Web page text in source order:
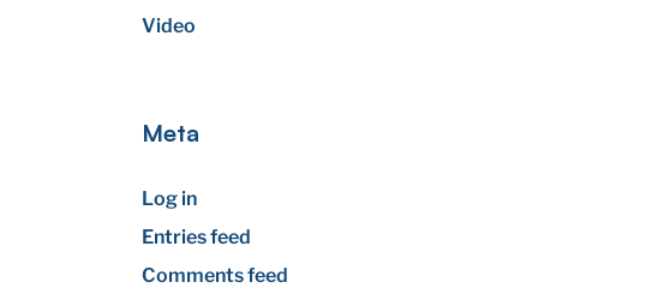
Video
Meta
Log in
Entries feed
Comments feed